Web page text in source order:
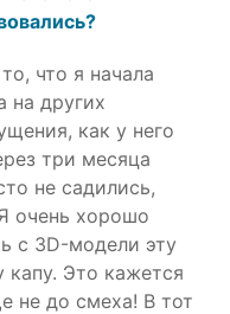
что я начала
на других
как у него
три месяца
не садились,
очень хорошо
с 3D-модели эту
капу. Это кажется
не до смеха! В тот